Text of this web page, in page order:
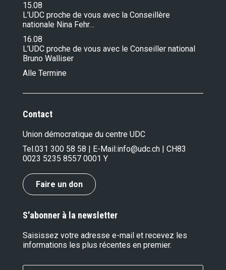
15.08
L’UDC proche de vous avec la Conseillère
nationale Nina Fehr…
16.08
L’UDC proche de vous avec le Conseiller national
Bruno Walliser
Alle Termine
Contact
Union démocratique du centre UDC
Tel.031 300 58 58 | E-Mail:info@udc.ch | CH83
0023 5235 8557 0001 Y
Faire un don
S'abonner à la newsletter
Saisissez votre adresse e-mail et recevez les
informations les plus récentes en premier.